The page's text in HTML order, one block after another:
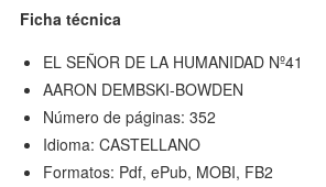
Ficha técnica
EL SEÑOR DE LA HUMANIDAD Nº41
AARON DEMBSKI-BOWDEN
Número de páginas: 352
Idioma: CASTELLANO
Formatos: Pdf, ePub, MOBI, FB2